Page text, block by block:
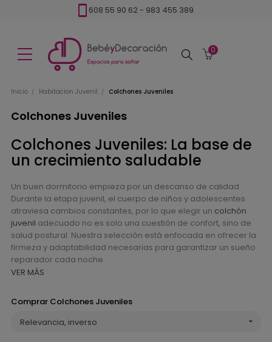
608 55 90 62 - 983 455 389
Buscar
0
Inicio Habitacion Juvenil Colchones Juveniles
Colchones Juveniles
Colchones Juveniles: La base de
un crecimiento saludable
Un buen dormitorio empieza por un descanso de calidad.
Durante la etapa juvenil, el cuerpo de niños y adolescentes
atraviesa cambios constantes, por lo que elegir un colchón
juvenil adecuado no es solo una cuestión de confort, sino de
salud postural. Nuestra selección está enfocada en ofrecer la
firmeza y adaptabilidad necesarias para garantizar un sueño
reparador cada noche.
VER MÁS
Comprar Colchones Juveniles
Relevancia, inverso
